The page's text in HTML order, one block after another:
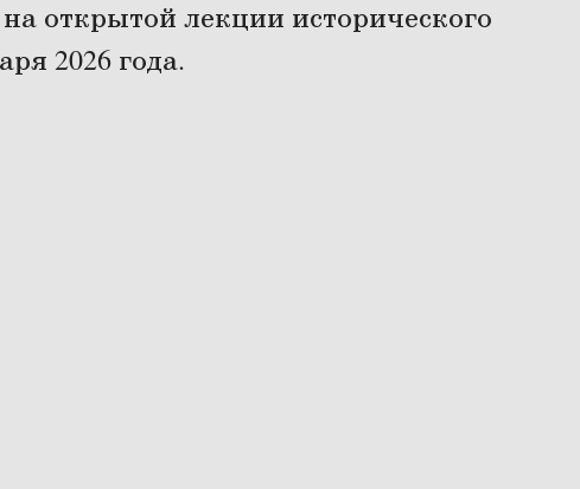
открытой лекции исторического
2026 года.